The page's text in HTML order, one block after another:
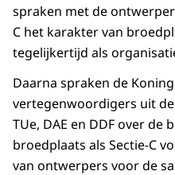
spraken met de
C het karakter van
tegelijkertijd als
Daarna spraken de
vertegenwoordigers uit
TUe, DAE en DDF over de
broedplaats als Sectie-C
van ontwerpers voor de